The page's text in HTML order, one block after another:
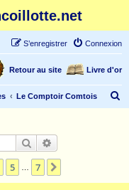
Connexion
S’enregistrer
Livre d'or
Retour au site
Le Comptoir Comtois
Rechercher
5 7